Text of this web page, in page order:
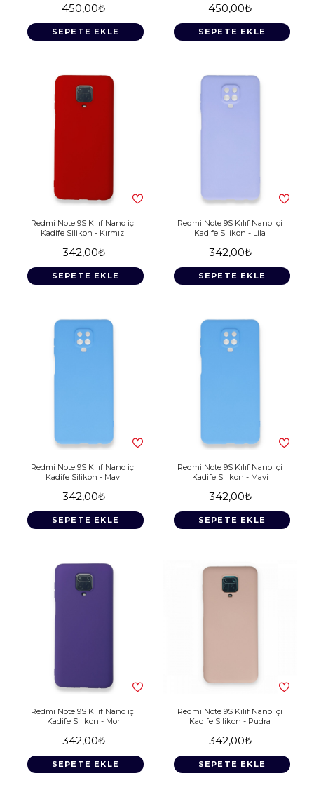
450,00₺
SEPETE EKLE
450,00₺
SEPETE EKLE
Redmi Note 9S Kılıf Nano içi
Kadife Silikon - Kırmızı
342,00₺
SEPETE EKLE
Redmi Note 9S Kılıf Nano içi
Kadife Silikon - Lila
342,00₺
SEPETE EKLE
Redmi Note 9S Kılıf Nano içi
Kadife Silikon - Mavi
342,00₺
SEPETE EKLE
Redmi Note 9S Kılıf Nano içi
Kadife Silikon - Mavi
342,00₺
SEPETE EKLE
Redmi Note 9S Kılıf Nano içi
Kadife Silikon - Mor
342,00₺
SEPETE EKLE
Redmi Note 9S Kılıf Nano içi
Kadife Silikon - Pudra
342,00₺
SEPETE EKLE